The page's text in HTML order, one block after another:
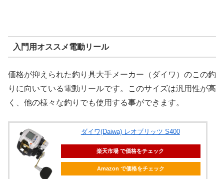
入門用オススメ電動リール
価格が抑えられた釣り具大手メーカー（ダイワ）のこの釣
りに向いている電動リールです。このサイズは汎用性が高
く、他の様々な釣りでも使用する事ができます。
ダイワ(Daiwa)レオブリッツ S400
楽天市場 で価格をチェック
Amazon で価格をチェック